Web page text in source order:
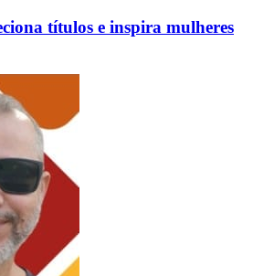
títulos e inspira mulheres